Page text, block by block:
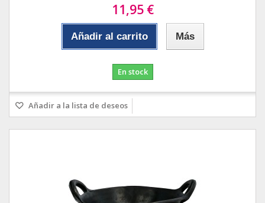
11,95 €
Añadir al carrito Más
En stock
Añadir a la lista de deseos